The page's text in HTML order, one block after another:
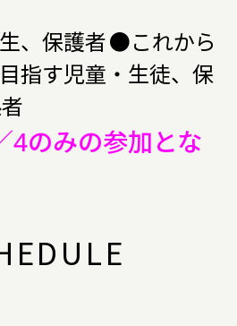
、保護者●これから
指す児童・生徒、保
4のみの参加とな